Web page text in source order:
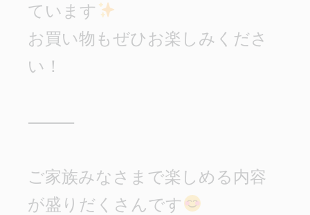
ています
お買い物もぜひお楽しみくださ
い！
⸻
ご家族みなさまで楽しめる内容
が盛りだくさんです